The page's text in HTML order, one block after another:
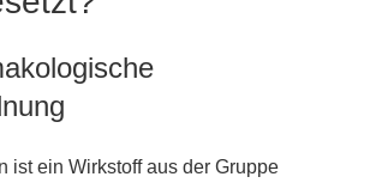
ist ein Wirkstoff aus der Gruppe